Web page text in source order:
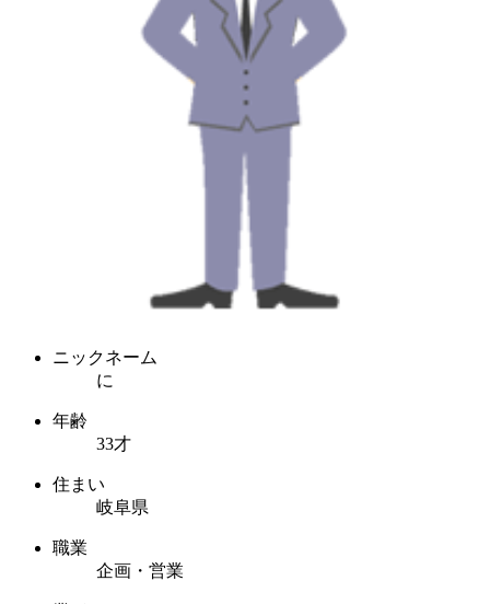
ニックネーム
に
年齢
33才
住まい
岐阜県
職業
企画・営業